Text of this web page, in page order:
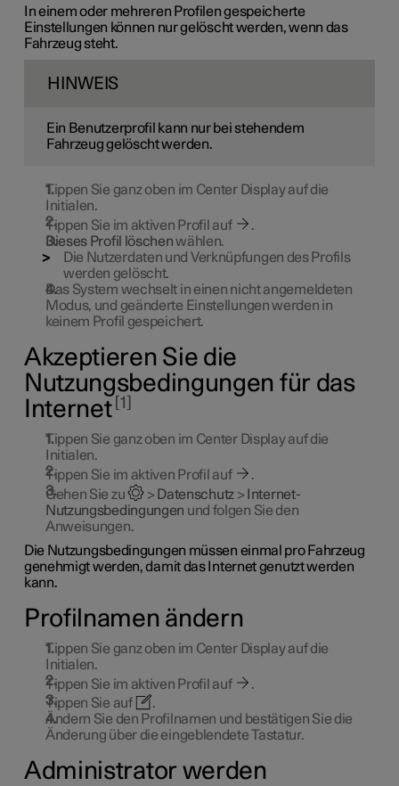
In einem oder mehreren Profilen gespeicherte
Einstellungen können nur gelöscht werden, wenn das
Fahrzeug steht.
HINWEIS
Ein Benutzerprofil kann nur bei stehendem
Fahrzeug gelöscht werden.
Tippen Sie ganz oben im Center Display auf die
Initialen.
Tippen Sie im aktiven Profil auf
.
Dieses Profil löschenwählen.
Die Nutzerdaten und Verknüpfungen des Profils
werden gelöscht.
Das System wechselt in einen nicht angemeldeten
Modus, und geänderte Einstellungen werden in
keinem Profil gespeichert.
Akzeptieren Sie die
Nutzungsbedingungen für das
Internet 1
Tippen Sie ganz oben im Center Display auf die
Initialen.
Tippen Sie im aktiven Profil auf
.
Gehen Sie zu
> Datenschutz> Internet-
Nutzungsbedingungen und folgen Sie den
Anweisungen.
Die Nutzungsbedingungen müssen einmal pro Fahrzeug
genehmigt werden, damit das Internet genutzt werden
kann.
Profilnamen ändern
Tippen Sie ganz oben im Center Display auf die
Initialen.
Tippen Sie im aktiven Profil auf
.
Tippen Sie auf
.
Ändern Sie den Profilnamen und bestätigen Sie die
Änderung über die eingeblendete Tastatur.
Administrator werden